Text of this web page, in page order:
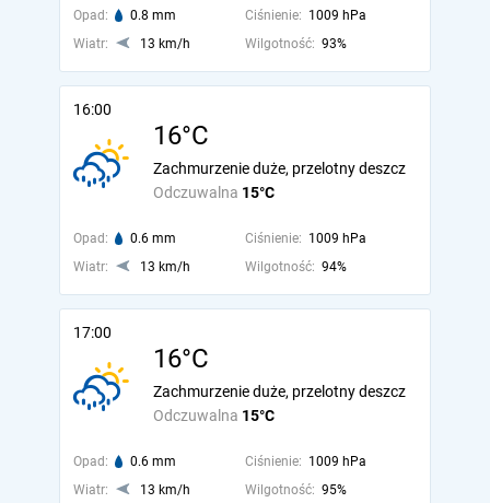
Opad: 0.8 mm Ciśnienie: 1009 hPa
Wiatr:
13 km/h Wilgotność: 93%
16:00
16°C
Odczuwalna 15°C
Zachmurzenie duże, przelotny deszcz
Opad: 0.6 mm Ciśnienie: 1009 hPa
Wiatr:
13 km/h Wilgotność: 94%
17:00
16°C
Odczuwalna 15°C
Zachmurzenie duże, przelotny deszcz
Opad: 0.6 mm Ciśnienie: 1009 hPa
Wiatr:
13 km/h Wilgotność: 95%